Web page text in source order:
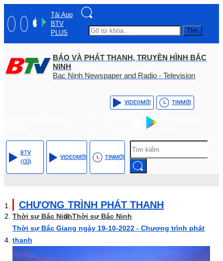
Tải App
BTV
PLUS
Tìm
BÁO VÀ PHÁT THANH, TRUYỀN HÌNH BẮC
NINH
Bac Ninh Newspaper and Radio - Television
VIDEOMỚI TINMỚI
BTV
(CŨ)
VIDEOMỚI TINMỚI
CHƯƠNG TRÌNH PHÁT THANH
Thời sự Bắc NinhThời sự Bắc Ninh
Thời sự Bắc Giang ngày 19-10-2022 - Chương trình phát
thanh